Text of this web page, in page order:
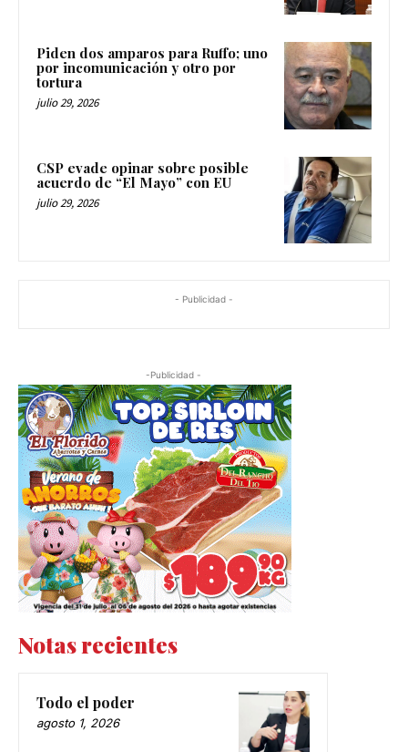
Piden dos amparos para Ruffo; uno
por incomunicación y otro por
tortura
julio 29, 2026
CSP evade opinar sobre posible
acuerdo de “El Mayo” con EU
julio 29, 2026
- Publicidad -
-Publicidad -
Notas recientes
Todo el poder
agosto 1, 2026